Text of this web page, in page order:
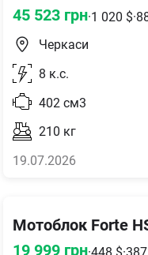
45 523 грн·1 020 $·
Черкаси
8 к.с.
402 см3
210 кг
19.07.2026
Мотоблок Forte
19 999 грн